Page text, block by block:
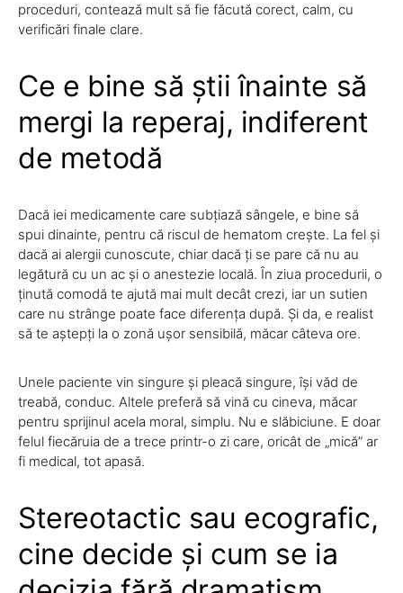
proceduri, contează mult să fie făcută corect, calm, cu
verificări finale clare.
Ce e bine să știi înainte să
mergi la reperaj, indiferent
de metodă
Dacă iei medicamente care subțiază sângele, e bine să
spui dinainte, pentru că riscul de hematom crește. La fel și
dacă ai alergii cunoscute, chiar dacă ți se pare că nu au
legătură cu un ac și o anestezie locală. În ziua procedurii, o
ținută comodă te ajută mai mult decât crezi, iar un sutien
care nu strânge poate face diferența după. Și da, e realist
să te aștepți la o zonă ușor sensibilă, măcar câteva ore.
Unele paciente vin singure și pleacă singure, își văd de
treabă, conduc. Altele preferă să vină cu cineva, măcar
pentru sprijinul acela moral, simplu. Nu e slăbiciune. E doar
felul fiecăruia de a trece printr-o zi care, oricât de „mică” ar
fi medical, tot apasă.
Stereotactic sau ecografic,
cine decide și cum se ia